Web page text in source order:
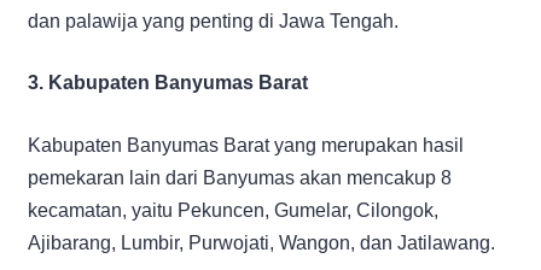
dan palawija yang penting di Jawa Tengah.
3. Kabupaten Banyumas Barat
Kabupaten Banyumas Barat yang merupakan hasil
pemekaran lain dari Banyumas akan mencakup 8
kecamatan, yaitu Pekuncen, Gumelar, Cilongok,
Ajibarang, Lumbir, Purwojati, Wangon, dan Jatilawang.